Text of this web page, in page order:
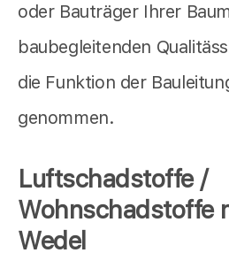
oder Bauträger Ihrer
baubegleitenden
die Funktion der
genommen.
Luftschadstoffe /
Wohnschadstoffe
Wedel